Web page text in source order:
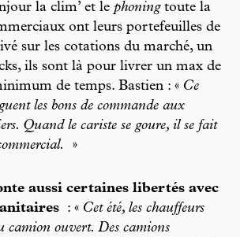
la clim’ et le phoningtoute la
ont leurs portefeuilles de
sur les cotations du marché, un
ils sont là pour livrer un max de
de temps. Bastien : « Ce
les bons de commande aux
Quand le cariste se goure, il se fait
»
aussi certaines libertés avec
: « Cet été, les chauffeurs
camion ouvert. Des camions